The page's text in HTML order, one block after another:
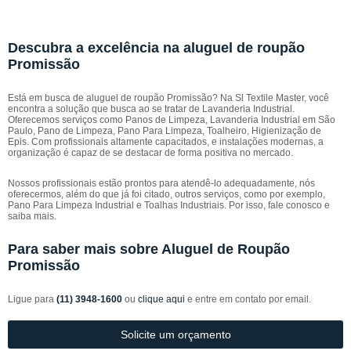
Descubra a excelência na aluguel de roupão
Promissão
Está em busca de aluguel de roupão Promissão? Na Sl Textile Master, você
encontra a solução que busca ao se tratar de Lavanderia Industrial.
Oferecemos serviços como Panos de Limpeza, Lavanderia Industrial em São
Paulo, Pano de Limpeza, Pano Para Limpeza, Toalheiro, Higienização de
Epis. Com profissionais altamente capacitados, e instalações modernas, a
organização é capaz de se destacar de forma positiva no mercado.
Nossos profissionais estão prontos para atendê-lo adequadamente, nós
oferecermos, além do que já foi citado, outros serviços, como por exemplo,
Pano Para Limpeza Industrial e Toalhas Industriais. Por isso, fale conosco e
saiba mais.
Para saber mais sobre Aluguel de Roupão
Promissão
Ligue para (11) 3948-1600 ou clique aqui e entre em contato por email.
Solicite um orçamento